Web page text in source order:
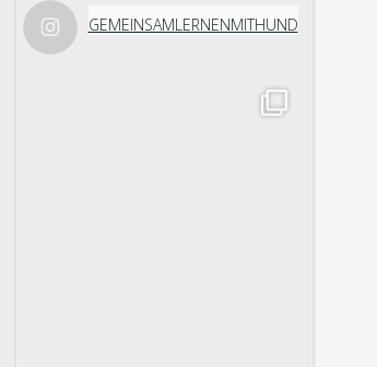
GEMEINSAMLERNENMITHUND